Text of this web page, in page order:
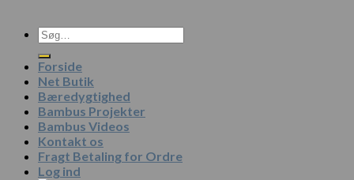
Forside
Net Butik
Bæredygtighed
Bambus Projekter
Bambus Videos
Kontakt os
Fragt Betaling for Ordre
Log ind